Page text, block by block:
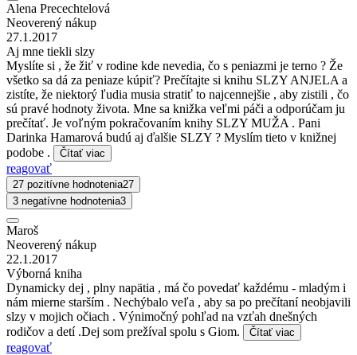
Alena Precechtelová
Neoverený nákup
27.1.2017
Aj mne tiekli slzy
Myslíte si , že žiť v rodine kde nevedia, čo s peniazmi je terno ? Že
všetko sa dá za peniaze kúpiť? Prečítajte si knihu SLZY ANJELA a
zistíte, že niektorý ľudia musia stratiť to najcennejšie , aby zistili , čo
sú pravé hodnoty života. Mne sa knižka veľmi páči a odporúčam ju
prečítať. Je voľným pokračovaním knihy SLZY MUŽA . Pani
Darinka Hamarová budú aj ďalšie SLZY ? Myslím tieto v knižnej
podobe .
Čítať viac
reagovať
27 pozitívne hodnotenia27
3 negatívne hodnotenia3
Maroš
Neoverený nákup
22.1.2017
Výborná kniha
Dynamicky dej , plny napätia , má čo povedať každému - mladým i
nám mierne starším . Nechýbalo veľa , aby sa po prečítaní neobjavili
slzy v mojich očiach . Výnimočný pohľad na vzťah dnešných
rodičov a detí .Dej som prežíval spolu s Giom.
Čítať viac
reagovať